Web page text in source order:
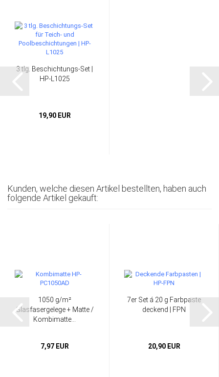
3 tlg. Beschichtungs-Set |
HP-L1025
19,90 EUR
Kunden, welche diesen Artikel bestellten, haben auch
folgende Artikel gekauft:
1050 g/m²
Glasfasergelege + Matte /
Kombimatte...
7,97 EUR
7er Set á 20 g Farbpaste
deckend | FPN
20,90 EUR